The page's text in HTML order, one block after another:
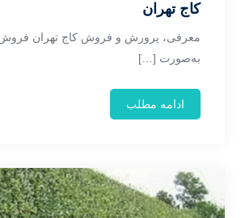
کاج تهران
معرفی، پرورش و فروش کاج تهران فروش
به‌صورت […]
ادامه مطلب